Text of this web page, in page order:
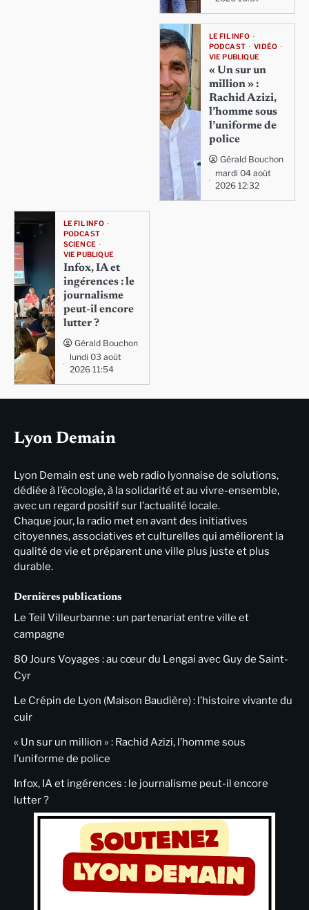
LE FIL INFO
PODCAST
VIDÉO
VIE PUBLIQUE
« Un sur un
million » :
Rachid Azizi,
l’homme sous
l’uniforme de
police
Gérald Bouchon
mardi 04 août
2026 12:32
LE FIL INFO
PODCAST
SCIENCE
VIE PUBLIQUE
Infox, IA et
ingérences : le
journalisme
peut-il encore
lutter ?
Gérald Bouchon
lundi 03 août
2026 11:54
Lyon Demain
Lyon Demain est une web radio lyonnaise de solutions,
dédiée à l’écologie, à la solidarité et au vivre-ensemble,
avec un regard positif sur l’actualité locale.
Chaque jour, la radio met en avant des initiatives
citoyennes, associatives et culturelles qui améliorent la
qualité de vie et préparent une ville plus juste et plus
durable.
Dernières publications
Le Teil Villeurbanne : un partenariat entre ville et
campagne
80 Jours Voyages : au cœur du Lengai avec Guy de Saint-
Cyr
Le Crépin de Lyon (Maison Baudière) : l’histoire vivante du
cuir
« Un sur un million » : Rachid Azizi, l’homme sous
l’uniforme de police
Infox, IA et ingérences : le journalisme peut-il encore
lutter ?